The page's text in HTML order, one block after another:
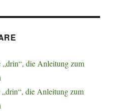
„drin“, die Anleitung zum
„drin“, die Anleitung zum